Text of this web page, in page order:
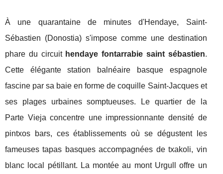
À une quarantaine de minutes d'Hendaye, Saint-
Sébastien (Donostia) s'impose comme une destination
phare du circuit hendaye fontarrabie saint sébastien.
Cette élégante station balnéaire basque espagnole
fascine par sa baie en forme de coquille Saint-Jacques et
ses plages urbaines somptueuses. Le quartier de la
Parte Vieja concentre une impressionnante densité de
pintxos bars, ces établissements où se dégustent les
fameuses tapas basques accompagnées de txakoli, vin
blanc local pétillant. La montée au mont Urgull offre un